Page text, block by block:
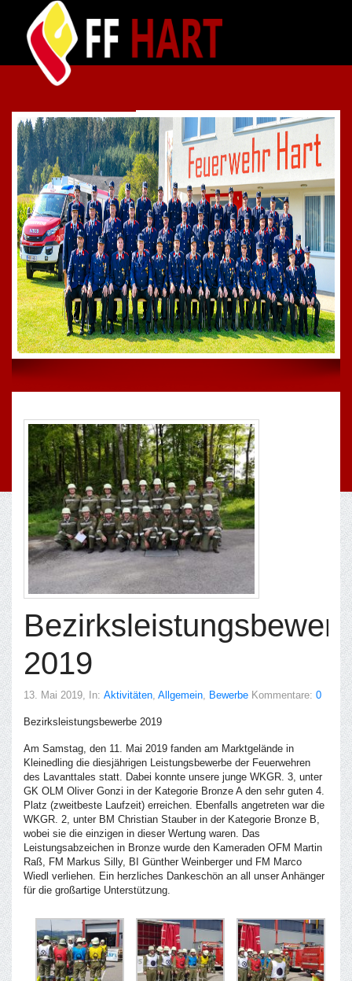
2019
13. Mai 2019, In: Aktivitäten, Allgemein, Bewerbe Kommentare: 0
Bezirksleistungsbewerbe 2019
Am Samstag, den 11. Mai 2019 fanden am Marktgelände in
Kleinedling die diesjährigen Leistungsbewerbe der Feuerwehren
des Lavanttales statt. Dabei konnte unsere junge WKGR. 3, unter
GK OLM Oliver Gonzi in der Kategorie Bronze A den sehr guten 4.
Platz (zweitbeste Laufzeit) erreichen. Ebenfalls angetreten war die
WKGR. 2, unter BM Christian Stauber in der Kategorie Bronze B,
wobei sie die einzigen in dieser Wertung waren. Das
Leistungsabzeichen in Bronze wurde den Kameraden OFM Martin
Raß, FM Markus Silly, BI Günther Weinberger und FM Marco
Wiedl verliehen. Ein herzliches Dankeschön an all unser Anhänger
für die großartige Unterstützung.